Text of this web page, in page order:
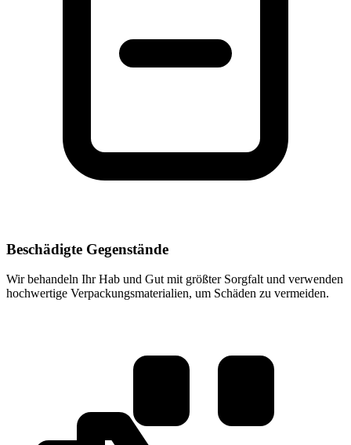
Beschädigte Gegenstände
Wir behandeln Ihr Hab und Gut mit größter Sorgfalt und verwenden
hochwertige Verpackungsmaterialien, um Schäden zu vermeiden.